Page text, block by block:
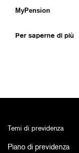
MyPension
Per saperne di più
Temi di previdenza
Piano di previdenza